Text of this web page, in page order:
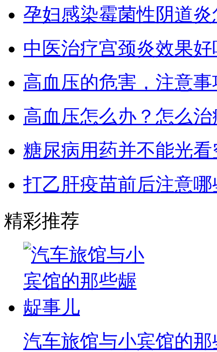
孕妇感染霉菌性阴道
中医治疗宫颈炎效果
高血压的危害，注意
高血压怎么办？怎么治
糖尿病用药并不能光
打乙肝疫苗前后注意
精彩推荐
汽车旅馆与小宾馆的那